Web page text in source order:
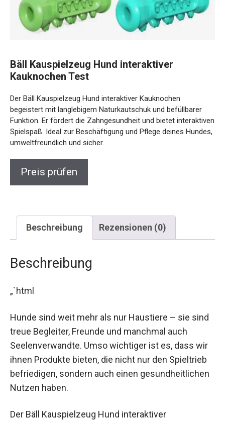
Bäll Kauspielzeug Hund interaktiver
Kauknochen Test
Der Bäll Kauspielzeug Hund interaktiver Kauknochen
begeistert mit langlebigem Naturkautschuk und befüllbarer
Funktion. Er fördert die Zahngesundheit und bietet interaktiven
Spielspaß. Ideal zur Beschäftigung und Pflege deines Hundes,
umweltfreundlich und sicher.
Preis prüfen
Beschreibung Rezensionen (0)
Beschreibung
„`html
Hunde sind weit mehr als nur Haustiere – sie sind
treue Begleiter, Freunde und manchmal auch
Seelenverwandte. Umso wichtiger ist es, dass wir
ihnen Produkte bieten, die nicht nur den Spieltrieb
befriedigen, sondern auch einen gesundheitlichen
Nutzen haben.
Der Bäll Kauspielzeug Hund interaktiver